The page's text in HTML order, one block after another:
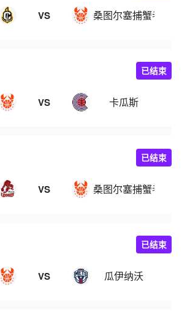
VS 桑图尔塞捕蟹者
VS 卡瓜斯
已结束
VS 桑图尔塞捕蟹者
已结束
VS 瓜伊纳沃
已结束